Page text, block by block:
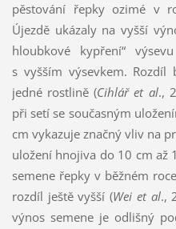
pěstování řepky ozimé v
Újezdě ukázaly na vyšší
hloubkové kypření“
s vyšším výsevkem.
jedné rostlině (Cihlář et al.,
při setí se současným
cm vykazuje značný vliv na
uložení hnojiva do 10 cm až
semene řepky v běžném
rozdíl ještě vyšší (Wei et al.,
výnos semene je odlišný